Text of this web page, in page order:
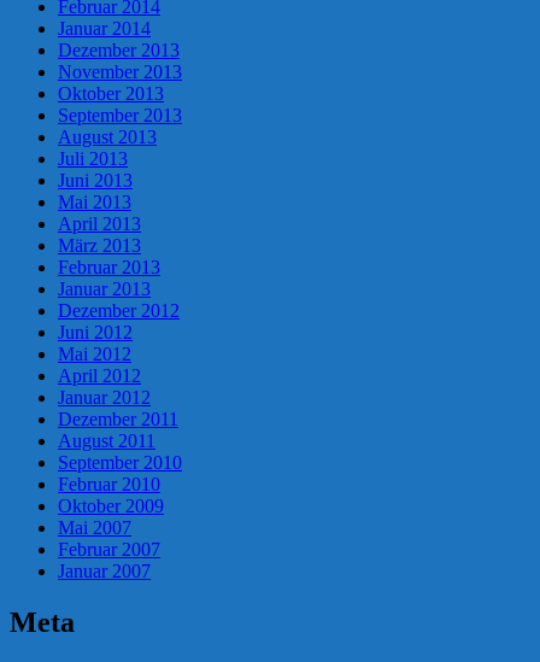
Februar 2014
Januar 2014
Dezember 2013
November 2013
Oktober 2013
September 2013
August 2013
Juli 2013
Juni 2013
Mai 2013
April 2013
März 2013
Februar 2013
Januar 2013
Dezember 2012
Juni 2012
Mai 2012
April 2012
Januar 2012
Dezember 2011
August 2011
September 2010
Februar 2010
Oktober 2009
Mai 2007
Februar 2007
Januar 2007
Meta